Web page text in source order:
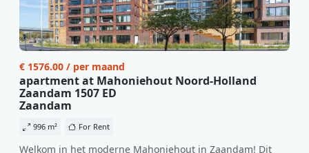
€ 1576.00 / per maand
apartment at Mahoniehout Noord-Holland
Zaandam 1507 ED
Zaandam
996 m² For Rent
Welkom in het moderne Mahoniehout in Zaandam! Dit